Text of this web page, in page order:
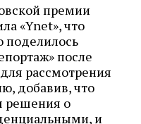
премии
«Ynet», что
поделилось
после
рассмотрения
добавив, что
решения о
и